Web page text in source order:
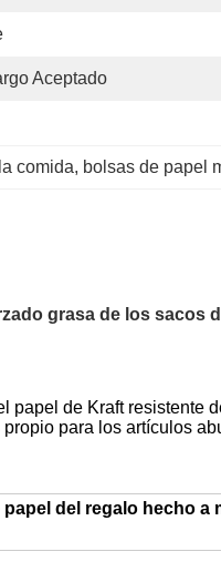
Aceptado
comida, bolsas de papel
grasa de los sacos
papel de Kraft
para los artículos
del regalo hecho a